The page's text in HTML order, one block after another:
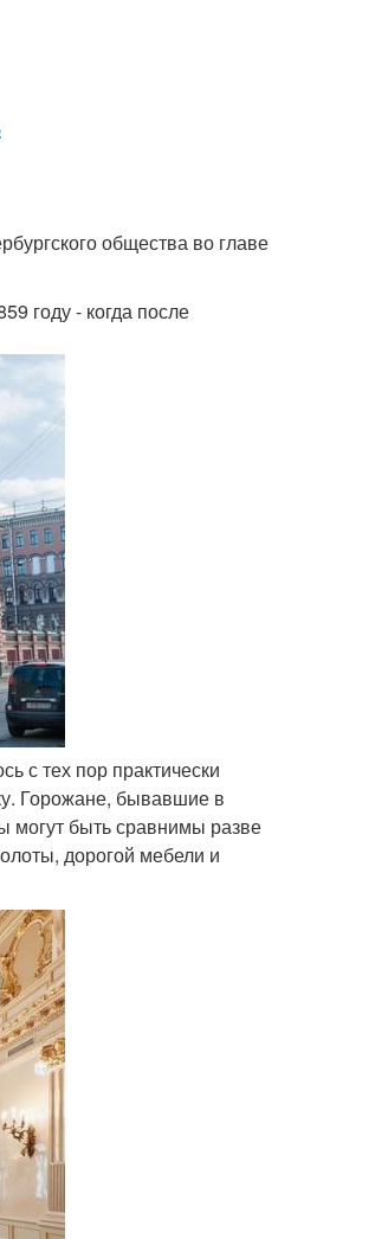
общества во главе
году - когда после
с тех пор практически
Горожане, бывавшие в
могут быть сравнимы разве
дорогой мебели и